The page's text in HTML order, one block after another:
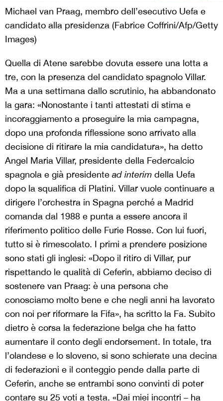
Michael van Praag, membro dell’esecutivo Uefa e
candidato alla presidenza (Fabrice Coffrini/Afp/Getty
Images)
Quella di Atene sarebbe dovuta essere una lotta a
tre, con la presenza del candidato spagnolo Villar.
Ma a una settimana dallo scrutinio, ha abbandonato
la gara: «Nonostante i tanti attestati di stima e
incoraggiamento a proseguire la mia campagna,
dopo una profonda riflessione sono arrivato alla
decisione di ritirare la mia candidatura», ha detto
Angel Maria Villar, presidente della Federcalcio
spagnola e già presidentead interim della Uefa
dopo la squalifica di Platini. Villar vuole continuare a
dirigere l’orchestra in Spagna perché a Madrid
comanda dal 1988 e punta a essere ancora il
riferimento politico delle Furie Rosse. Con lui fuori,
tutto si è rimescolato. I primi a prendere posizione
sono stati gli inglesi: «Dopo il ritiro di Villar, pur
rispettando le qualità di Ceferin, abbiamo deciso di
sostenere van Praag: è una persona che
conosciamo molto bene e che negli anni ha lavorato
con noi per riformare la Fifa», ha scritto la Fa. Subito
dietro è corsa la federazione belga che ha fatto
aumentare il conto degli endorsement. In totale, tra
l’olandese e lo sloveno, si sono schierate una decina
di federazioni e il conteggio pende dalla parte di
Ceferin, anche se entrambi sono convinti di poter
contare su 25 voti a testa. «Dai miei incontri – ha